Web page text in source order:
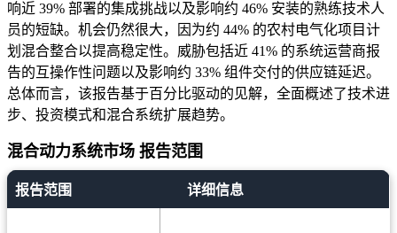
响近 39% 部署的集成挑战以及影响约 46% 安装的熟练技术人
员的短缺。机会仍然很大，因为约 44% 的农村电气化项目计
划混合整合以提高稳定性。威胁包括近 41% 的系统运营商报
告的互操作性问题以及影响约 33% 组件交付的供应链延迟。
总体而言，该报告基于百分比驱动的见解，全面概述了技术进
步、投资模式和混合系统扩展趋势。
混合动力系统市场 报告范围
报告范围 详细信息